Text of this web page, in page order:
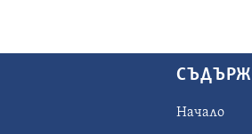
Начало